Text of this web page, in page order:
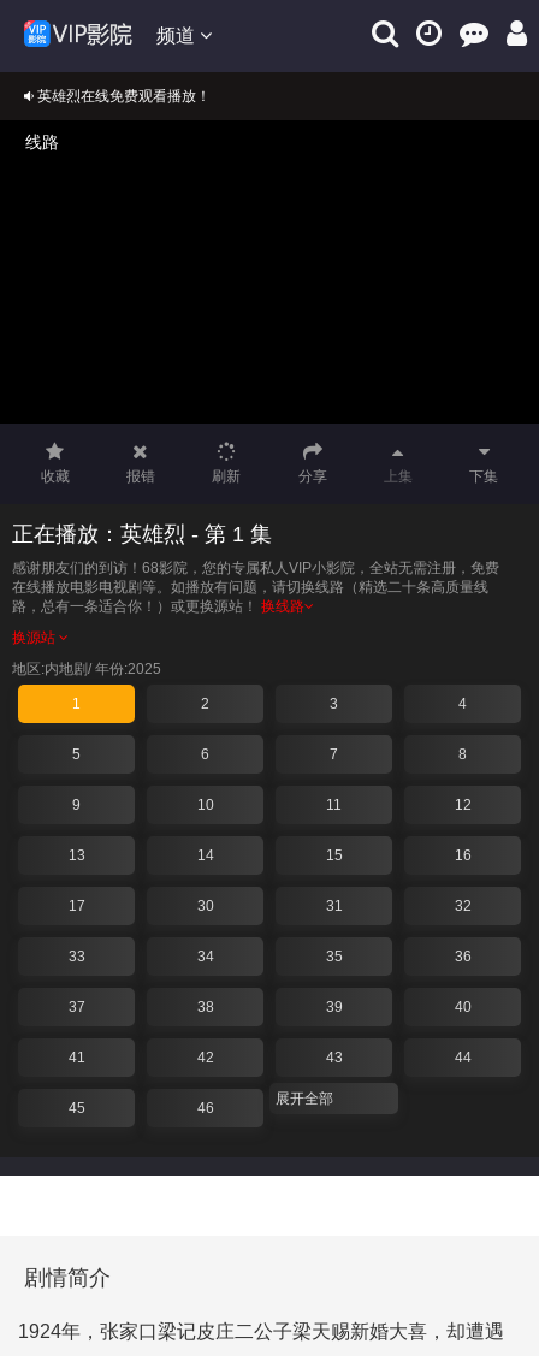
频道
英雄烈在线免费观看播放！
正在播放：英雄烈
收藏 报错 刷新 分享 上集 下集
正在播放：英雄烈 - 第 1 集
感谢朋友们的到访！68影院，您的专属私人VIP小影院，全站无需注册，免费
在线播放电影电视剧等。如播放有问题，请切换线路（精选二十条高质量线
路，总有一条适合你！）或更换源站！ 换线路
换源站
地区:内地剧/ 年份:2025
1 2 3 4
5 6 7 8
9 10 11 12
13 14 15 16
17 30 31 32
33 34 35 36
37 38 39 40
41 42 43 44
45 46
展开全部
剧情简介
1924年，张家口梁记皮庄二公子梁天赐新婚大喜，却遭遇